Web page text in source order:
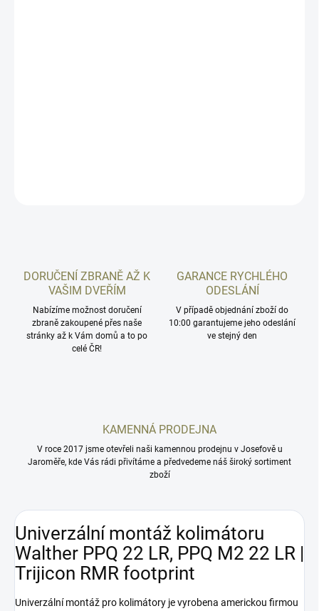
DORUČENÍ ZBRANĚ AŽ K
VAŠIM DVEŘÍM
Nabízíme možnost doručení
zbraně zakoupené přes naše
stránky až k Vám domů a to po
celé ČR!
GARANCE RYCHLÉHO
ODESLÁNÍ
V případě objednání zboží do
10:00 garantujeme jeho odeslání
ve stejný den
KAMENNÁ PRODEJNA
V roce 2017 jsme otevřeli naši kamennou prodejnu v Josefově u
Jaroměře, kde Vás rádi přivítáme a předvedeme náš široký sortiment
zboží
Univerzální montáž kolimátoru
Walther PPQ 22 LR, PPQ M2 22 LR |
Trijicon RMR footprint
Univerzální montáž pro kolimátory je vyrobena americkou firmou